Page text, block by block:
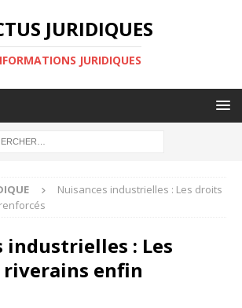
JURIDIQUES
JURIDIQUES
Nuisances industrielles : Les droits
industrielles : Les
enfin